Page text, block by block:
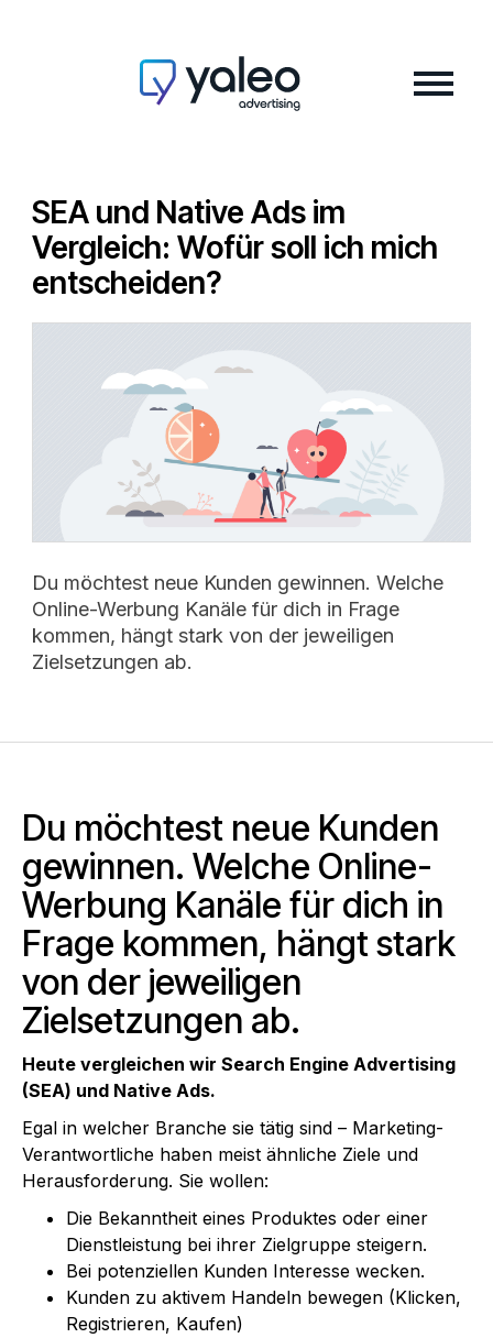
SEA und Native Ads im
Vergleich: Wofür soll ich mich
entscheiden?
Du möchtest neue Kunden gewinnen. Welche
Online-Werbung Kanäle für dich in Frage
kommen, hängt stark von der jeweiligen
Zielsetzungen ab.
Du möchtest neue Kunden
gewinnen. Welche Online-
Werbung Kanäle für dich in
Frage kommen, hängt stark
von der jeweiligen
Zielsetzungen ab.
Heute vergleichen wir Search Engine Advertising
(SEA) und Native Ads.
Egal in welcher Branche sie tätig sind – Marketing-
Verantwortliche haben meist ähnliche Ziele und
Herausforderung. Sie wollen:
Die Bekanntheit eines Produktes oder einer
Dienstleistung bei ihrer Zielgruppe steigern.
Bei potenziellen Kunden Interesse wecken.
Kunden zu aktivem Handeln bewegen (Klicken,
Registrieren, Kaufen)